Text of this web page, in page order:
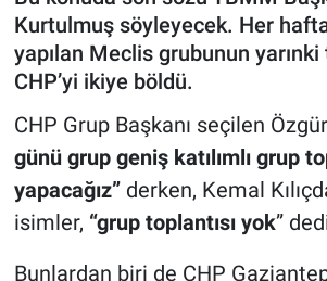
Kurtulmuş söyleyecek. Her
yapılan Meclis grubunun yarınki
CHP’yi ikiye böldü.
CHP Grup Başkanı seçilen
günü grup geniş katılımlı grup
yapacağız”derken, Kemal
isimler, “grup toplantısı yok”
Bunlardan biri de CHP